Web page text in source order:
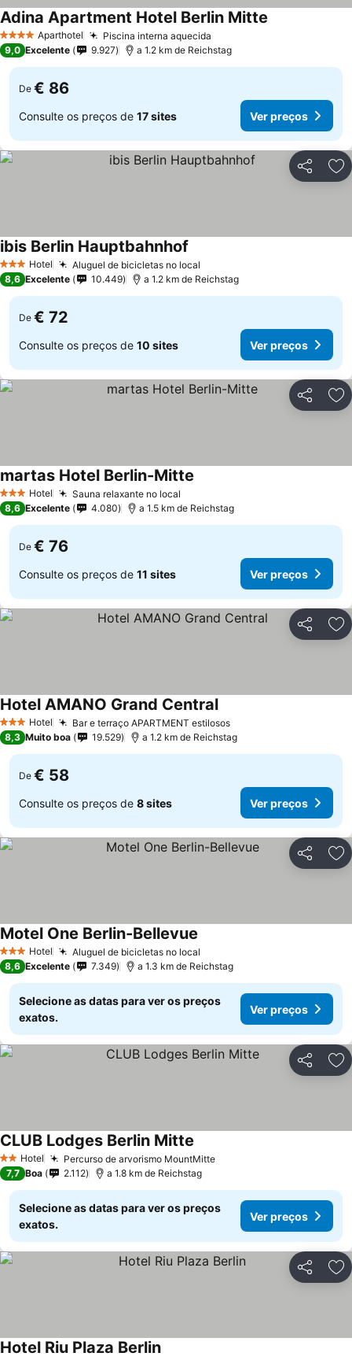
4 EstrelasAparthotel Piscina interna aquecida
Adina Apartment Hotel Berlin Mitte
9,0 Excelente 9.927 a 1.2 km de Reichstag
De € 86
Consulte os preços de 17 sites Ver preços
Partilhar
3 EstrelasHotel Aluguel de bicicletas no local
ibis Berlin Hauptbahnhof
8,6 Excelente 10.449 a 1.2 km de Reichstag
De € 72
Consulte os preços de 10 sites Ver preços
Partilhar
3 EstrelasHotel Sauna relaxante no local
martas Hotel Berlin-Mitte
8,6 Excelente 4.080 a 1.5 km de Reichstag
De € 76
Consulte os preços de 11 sites Ver preços
Partilhar
3 EstrelasHotel Bar e terraço APARTMENT estilosos
Hotel AMANO Grand Central
8,3 Muito boa 19.529 a 1.2 km de Reichstag
De € 58
Consulte os preços de 8 sites Ver preços
Partilhar
3 EstrelasHotel Aluguel de bicicletas no local
Motel One Berlin-Bellevue
8,6 Excelente 7.349 a 1.3 km de Reichstag
Selecione as datas para ver os preços
exatos.
Ver preços
Partilhar
2 Estrelas
Hotel Percurso de arvorismo MountMitte
CLUB Lodges Berlin Mitte
7,7 Boa 2.112 a 1.8 km de Reichstag
Selecione as datas para ver os preços
exatos.
Ver preços
Partilhar
Hotel Riu Plaza Berlin